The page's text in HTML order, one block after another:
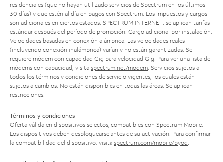
residenciales (que no hayan utilizado servicios de Spectrum en los últimos
30 días) y que estén al día en pagos con Spectrum. Los impuestos y cargos
son adicionales en ciertos estados. SPECTRUM INTERNET: se aplican tarifas
estándar después del período de promoción. Cargo adicional por instalación.
Velocidades basadas en conexión alámbrica. Las velocidades reales
(incluyendo conexión inalámbrica) varían y no están garantizadas. Se
requiere módem con capacidad Gig para velocidad Gig. Para ver una lista de
módems con capacidad, visita spectrum.net/modem . Servicios sujetos a
todos los términos y condiciones de servicio vigentes, los cuales están
sujetos a cambios. No están disponibles en todas las áreas. Se aplican
restricciones.
Términos y condiciones
Oferta válida en dispositivos selectos, compatibles con Spectrum Mobile.
Los dispositivos deben desbloquearse antes de su activación. Para confirmar
la compatibilidad del dispositivo, visita spectrum.com/mobile/byod